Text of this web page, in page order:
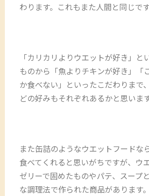
わります。これもまた人間と同じです
「カリカリよりウエットが好き」と
ものから「魚よりチキンが好き」「
か食べない」といったこだわりまで
どの好みもそれぞれあるかと思います
また缶詰のようなウエットフードな
食べてくれると思いがちですが、ウ
ゼリーで固めたものやパテ、スープ
な調理法で作られた商品があります。